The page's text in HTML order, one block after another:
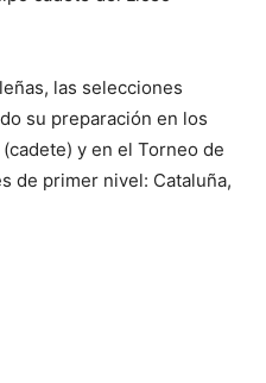
las selecciones
su preparación en los
y en el Torneo de
de primer nivel: Cataluña,